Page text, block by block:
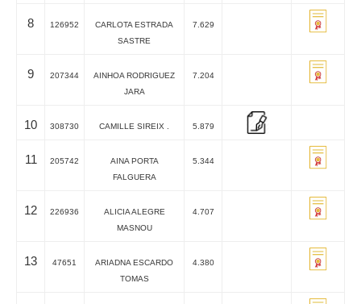
8 126952
CARLOTA ESTRADA
SASTRE
7.629
9 207344
AINHOA RODRIGUEZ
JARA
7.204
10 308730 CAMILLE SIREIX . 5.879
11 205742
AINA PORTA
FALGUERA
5.344
12 226936
ALICIA ALEGRE
MASNOU
4.707
13 47651
ARIADNA ESCARDO
TOMAS
4.380